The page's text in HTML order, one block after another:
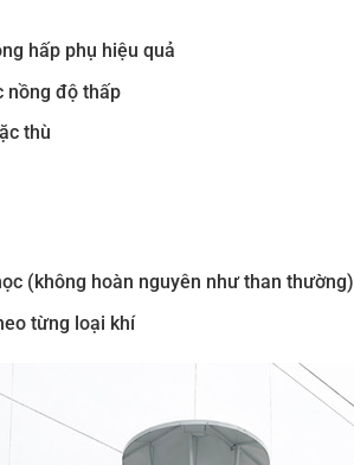
hấp phụ hiệu quả
nồng độ thấp
thù
(không hoàn nguyên như than thường)
từng loại khí